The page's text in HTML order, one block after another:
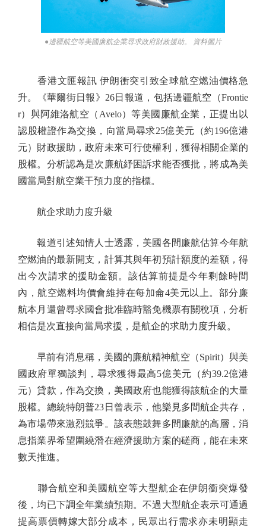
●邊疆航空等美國廉航企業尋求政府財政援助。 資料圖片
香港文匯報訊 伊朗衝突引致全球航空燃油價格急
升。《華爾街日報》26日報道，包括邊疆航空（Frontie
r）與阿維洛航空（Avelo）等美國廉航企業，正提出以
認股權證作為交換，向當局尋求25億美元（約196億港
元）財政援助，政府未來可行使權利，獲得相關企業的
股權。分析認為是次廉航紓困訴求能否獲批，將成為美
國當局對航空業干預力度的指標。
航企求助力度升級
報道引述知情人士透露，美國各間廉航估算今年航
空燃油的最新開支，計算其與年初預計額度的差額，得
出今次請求的援助金額。該估算前提是今年剩餘時間
內，航空燃料均價會維持在每加侖4美元以上。部分廉
航本月還曾尋求國會批准臨時豁免機票有關稅項，分析
相信是次直接向當局求援，是航企的求助力度升級。
早前有消息稱，美國的廉航精神航空（Spirit）與美
國政府單獨談判，尋求獲得最高5億美元（約39.2億港
元）貸款，作為交換，美國政府也能獲得該航企的大量
股權。總統特朗普23日曾表示，他樂見多間航企共存，
為市場帶來激烈競爭。該表態鼓舞多間廉航的高層，消
息指業界希望圍繞潛在經濟援助方案的磋商，能在未來
數天推進。
聯合航空和美國航空等大型航企在伊朗衝突爆發
後，均已下調全年業績預期。不過大型航企表示可通過
提高票價轉嫁大部分成本，民眾出行需求亦未明顯走